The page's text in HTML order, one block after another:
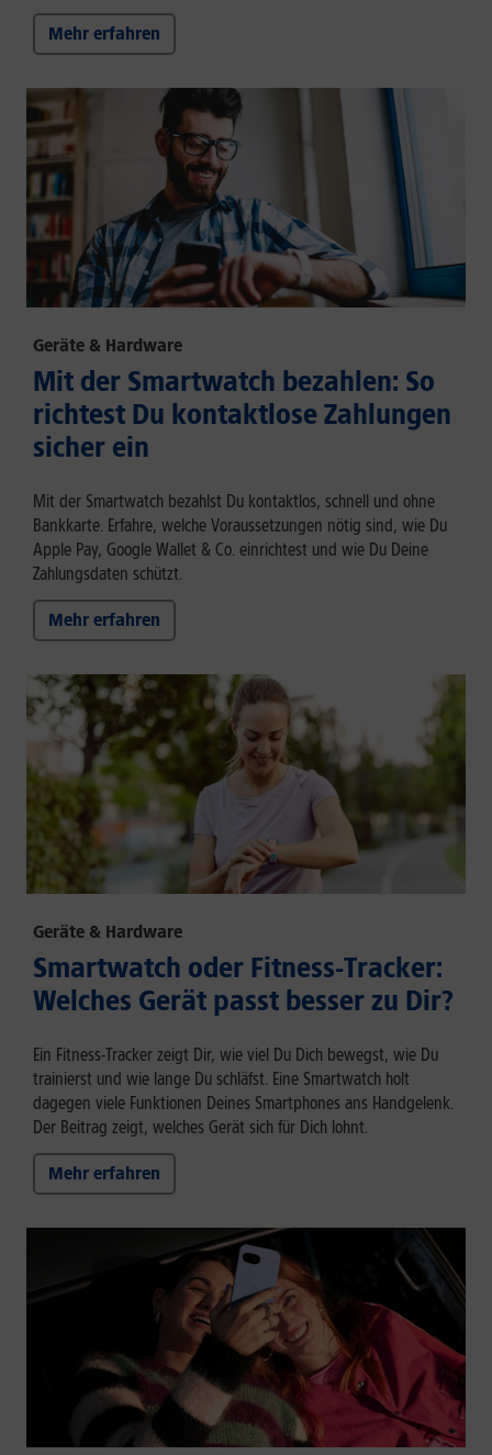
Mehr erfahren
Geräte & Hardware
Mit der Smartwatch bezahlen: So
richtest Du kontaktlose Zahlungen
sicher ein
Mit der Smartwatch bezahlst Du kontaktlos, schnell und ohne
Bankkarte. Erfahre, welche Voraussetzungen nötig sind, wie Du
Apple Pay, Google Wallet & Co. einrichtest und wie Du Deine
Zahlungsdaten schützt.
Mehr erfahren
Geräte & Hardware
Smartwatch oder Fitness-Tracker:
Welches Gerät passt besser zu Dir?
Ein Fitness-Tracker zeigt Dir, wie viel Du Dich bewegst, wie Du
trainierst und wie lange Du schläfst. Eine Smartwatch holt
dagegen viele Funktionen Deines Smartphones ans Handgelenk.
Der Beitrag zeigt, welches Gerät sich für Dich lohnt.
Mehr erfahren